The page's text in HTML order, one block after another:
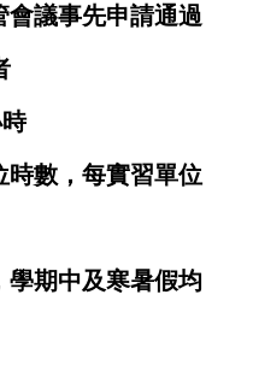
會議事先申請通過
時數，每實習單位
學期中及寒暑假均